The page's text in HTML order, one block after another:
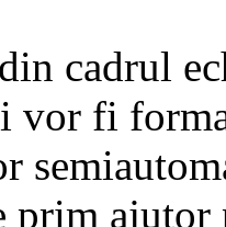
cadrul
vor fi
prim